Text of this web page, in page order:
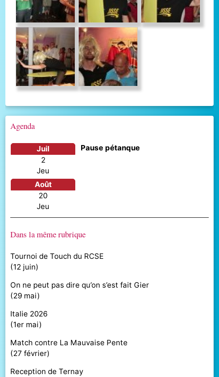
Agenda
juil
2
jeu
août
20
jeu
Pause pétanque
Dans la même rubrique
Tournoi de Touch du RCSE
(12 juin)
On ne peut pas dire qu’on s’est fait Gier
(29 mai)
Italie 2026
(1er mai)
Match contre La Mauvaise Pente
(27 février)
Reception de Ternay